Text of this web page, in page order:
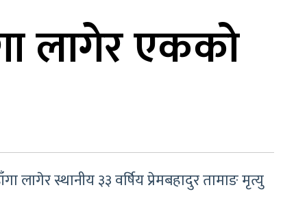
लागेर एकको
स्थानीय ३३ वर्षिय प्रेमबहादुर तामाङ मृत्यु